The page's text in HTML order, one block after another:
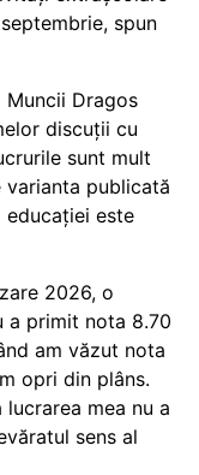
spun
Dragos
discuții cu
sunt mult
publicată
educației este
2026, o
a primit nota 8.70
am văzut nota
opri din plâns.
mea nu a
sens al